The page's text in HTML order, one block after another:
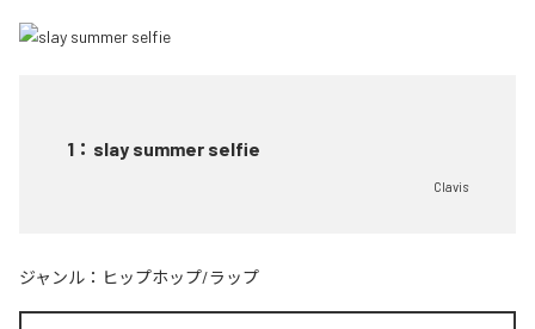
1 ： slay summer selfie
Clavis
ジャンル： ヒップホップ/ラップ